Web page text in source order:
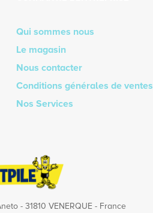
Qui sommes nous
Le magasin
Nous contacter
Conditions générales de ventes
Nos Services
- 31810 VENERQUE - France